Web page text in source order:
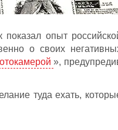
опыт
о своих
»,
туда ехать,